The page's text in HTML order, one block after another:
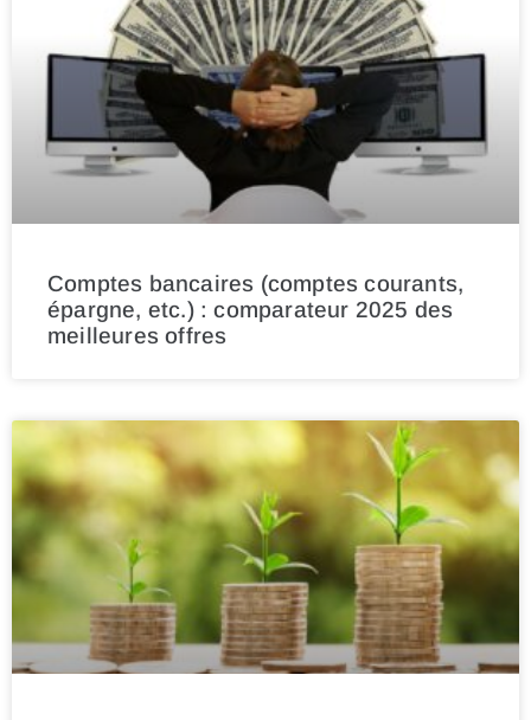
Comptes bancaires (comptes courants,
épargne, etc.) : comparateur 2025 des
meilleures offres